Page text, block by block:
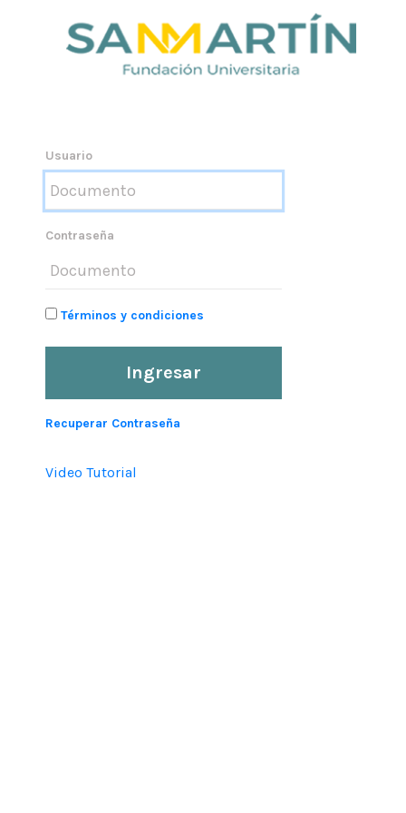
Usuario
Contraseña
Términos y condiciones
Ingresar
Recuperar Contraseña
Video Tutorial